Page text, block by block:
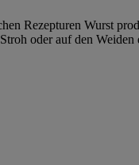
Rezepturen Wurst
oder auf den